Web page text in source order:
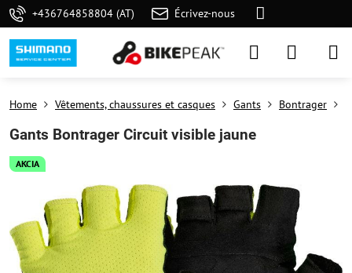
+436764858804 (AT) Écrivez-nous
AKCIA
Home Vêtements, chaussures et casques Gants Bontrager
Gants Bontrager Circuit visible jaune